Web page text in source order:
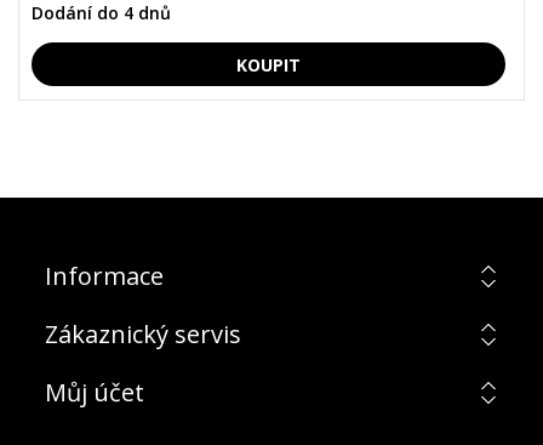
Dodání do 4 dnů
Informace
Zákaznický servis
Můj účet